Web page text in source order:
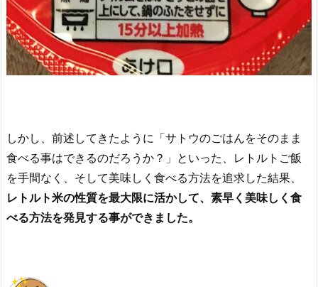
しかし、前述してきたように「サトウのごはんをそのまま
食べる事はできるのだろうか？」といった、レトルトご飯
を手間なく、そして美味しく食べる方法を追求した結果、
レトルト米の性質を最大限に活かして、素早く美味しく食
べる方法を発見する事ができました。